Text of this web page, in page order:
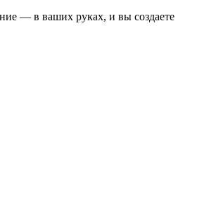
— в ваших руках, и вы создаете